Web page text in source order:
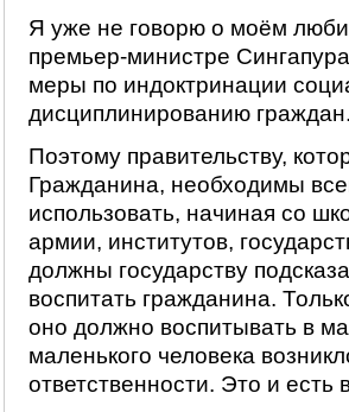
Я уже не говорю о моём
премьер-министре
меры по индоктринации
дисциплинированию граждан.
Поэтому правительству,
Гражданина, необходимы
использовать, начиная со
армии, институтов,
должны государству
воспитать гражданина.
оно должно воспитывать в
маленького человека
ответственности. Это и